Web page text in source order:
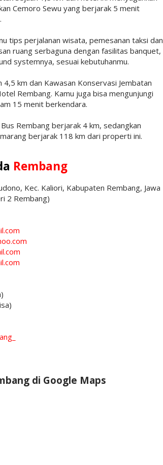
Cemoro Sewu yang berjarak 5 menit
tips perjalanan wisata, pemesanan taksi dan
ruang serbaguna dengan fasilitas banquet,
systemnya, sesuai kebutuhanmu.
km dan Kawasan Konservasi Jembatan
Rembang. Kamu juga bisa mengunjungi
15 menit berkendara.
Rembang berjarak 4 km, sedangkan
berjarak 118 km dari properti ini.
Rembang
Kec. Kaliori, Kabupaten Rembang, Jawa
2 Rembang)
di Google Maps